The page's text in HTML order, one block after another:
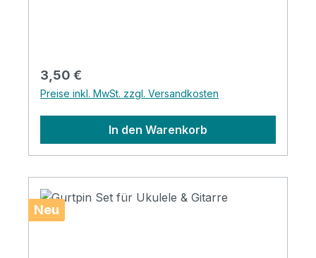
Regulärer Preis:
3,50 €
Preise inkl. MwSt. zzgl. Versandkosten
In den Warenkorb
Neu